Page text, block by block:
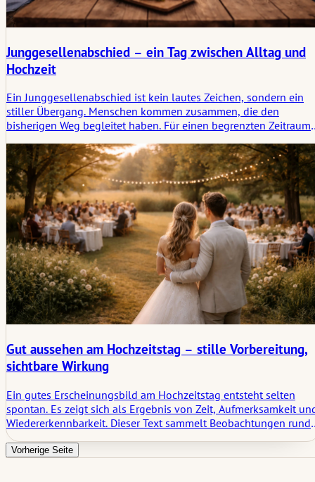
Junggesellenabschied – ein Tag zwischen Alltag und
Hochzeit
Ein Junggesellenabschied ist kein lautes Zeichen, sondern ein
stiller Übergang. Menschen kommen zusammen, die den
bisherigen Weg begleitet haben. Für einen begrenzten Zeitraum
Offenheit schafft Raum. Ob für Männer oder Frauen:
Entscheidend ist, dass der Anlass zum Menschen passt. Dann
entsteht etwas Eigenes. Unaufgeregt. Tragfähig.
Gut aussehen am Hochzeitstag – stille Vorbereitung,
sichtbare Wirkung
Ein gutes Erscheinungsbild am Hochzeitstag entsteht selten
spontan. Es zeigt sich als Ergebnis von Zeit, Aufmerksamkeit
Wiedererkennbarkeit. Dieser Text sammelt Beobachtungen rund
um Braut und Bräutigam, ohne Idealbilder oder Anleitungen. Es
geht um Haut, Haare und Haltung, um Vorbereitung statt
Vorherige Seite